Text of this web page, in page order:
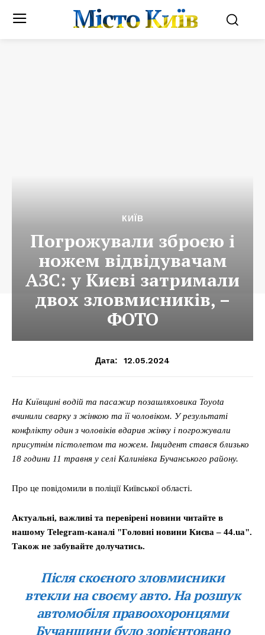
Місто Київ
КИЇВ
Погрожували зброєю і
ножем відвідувачам
АЗС: у Києві затримали
двох зловмисників, –
ФОТО
Дата: 12.05.2024
На Київщині водій та пасажир позашляховика Toyota
вчинили сварку з жінкою та її чоловіком. У результаті
конфлікту один з чоловіків вдарив жінку і погрожували
присутнім пістолетом та ножем. Інцидент стався близько
18 години 11 травня у селі Калинівка Бучанського району.
Про це повідомили в поліції Київської області.
Актуальні, важливі та перевірені новини читайте в
нашому Telegram-каналі "Головні новини Києва – 44.ua".
Також не забувайте долучатись.
Після скоєного зловмисники
втекли на своєму авто. На розшук
автомобіля правоохоронцями
Бучанщини було зорієнтовано